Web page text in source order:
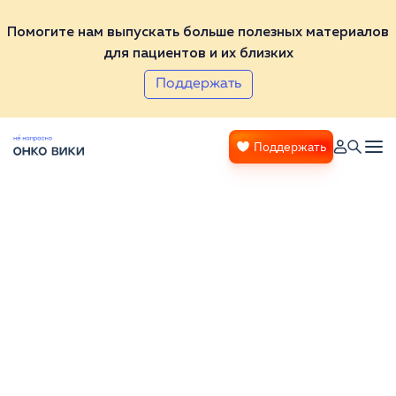
Помогите нам выпускать больше полезных материалов
для пациентов и их близких
Поддержать
Поддержать